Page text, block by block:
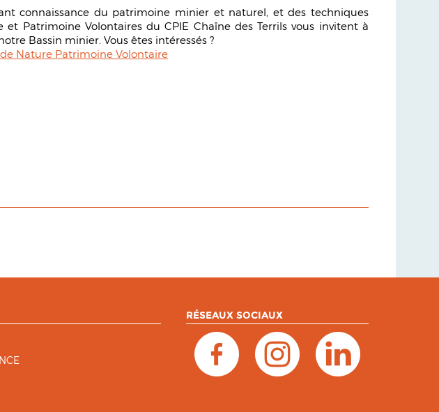
connaissance du patrimoine minier et naturel, et des techniques
et Patrimoine Volontaires du CPIE Chaîne des Terrils vous invitent à
Bassin minier. Vous êtes intéressés ?
Nature Patrimoine Volontaire
RÉSEAUX SOCIAUX